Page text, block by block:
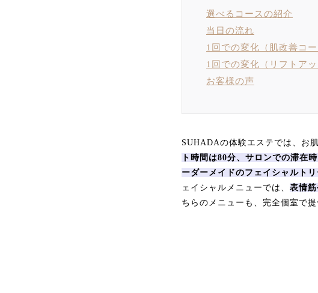
選べるコースの紹介
当日の流れ
1回での変化（肌改善コー
1回での変化（リフトア
お客様の声
SUHADAの体験エステでは、お
ト時間は80分、サロンでの滞在
ーダーメイドのフェイシャルトリ
ェイシャルメニューでは、 表情
ちらのメニューも、完全個室で